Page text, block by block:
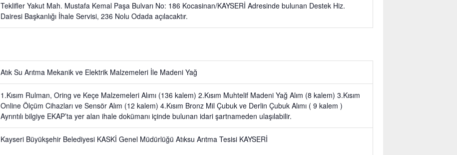
Teklifler Yakut Mah. Mustafa Kemal Paşa Bulvarı No: 186 Kocasinan/KAYSERİ Adresinde bulunan Destek Hiz.
Dairesi Başkanlığı İhale Servisi, 236 Nolu Odada açılacaktır.
Atık Su Arıtma Mekanik ve Elektrik Malzemeleri İle Madeni Yağ
1.Kısım Rulman, Oring ve Keçe Malzemeleri Alımı (136 kalem) 2.Kısım Muhtelif Madeni Yağ Alım (8 kalem) 3.Kısım
Online Ölçüm Cihazları ve Sensör Alım (12 kalem) 4.Kısım Bronz Mil Çubuk ve Derlin Çubuk Alımı ( 9 kalem )
Ayrıntılı bilgiye EKAP’ta yer alan ihale dokümanı içinde bulunan idari şartnameden ulaşılabilir.
Kayseri Büyükşehir Belediyesi KASKİ Genel Müdürlüğü Atıksu Arıtma Tesisi KAYSERİ